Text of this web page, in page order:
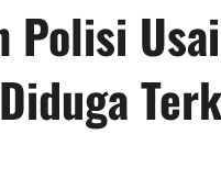
Polisi